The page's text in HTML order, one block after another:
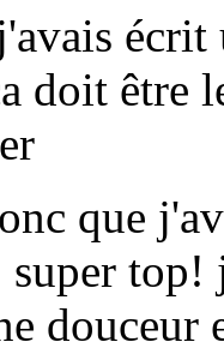
écrit
doit être
que
super